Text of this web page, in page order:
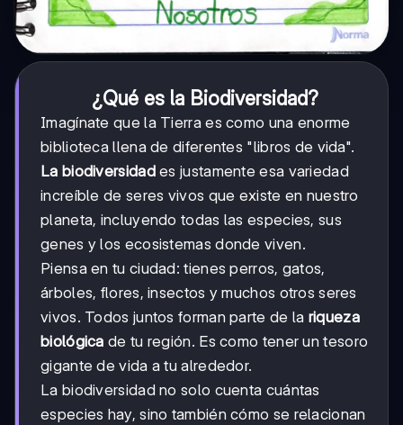
¿Qué es la Biodiversidad?
Imagínate que la Tierra es como una enorme
biblioteca llena de diferentes "libros de vida".
La biodiversidades justamente esa variedad
increíble de seres vivos que existe en nuestro
planeta, incluyendo todas las especies, sus
genes y los ecosistemas donde viven.
Piensa en tu ciudad: tienes perros, gatos,
árboles, flores, insectos y muchos otros seres
vivos. Todos juntos forman parte de la riqueza
biológica de tu región. Es como tener un tesoro
gigante de vida a tu alrededor.
La biodiversidad no solo cuenta cuántas
especies hay, sino también cómo se relacionan